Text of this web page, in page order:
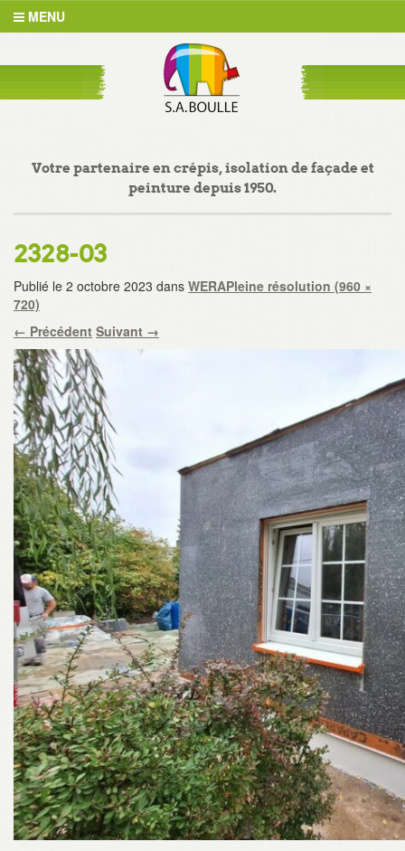
MENU
Votre partenaire en crépis, isolation de façade et
peinture depuis 1950.
2328-03
Publié le 2 octobre 2023 dans WERAPleine résolution (960 ×
720)
← Précédent Suivant →